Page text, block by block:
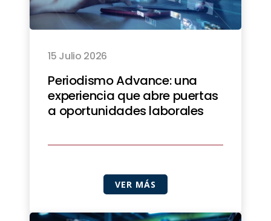
15 Julio 2026
Periodismo Advance: una
experiencia que abre puertas
a oportunidades laborales
VER MÁS